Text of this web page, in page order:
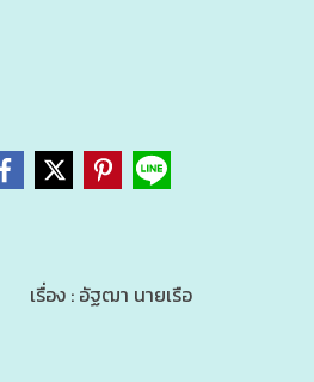
เรื่อง : อัฐฒา นายเรือ